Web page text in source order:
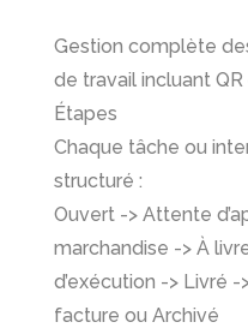
Gestion complète
de travail incluant
Étapes
Chaque tâche ou
structuré :
Ouvert -> Attente
marchandise -> À
d’exécution -> Livré
facture ou Archivé